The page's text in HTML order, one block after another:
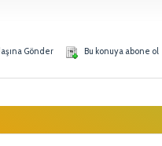
Gönder Bu konuya abone ol